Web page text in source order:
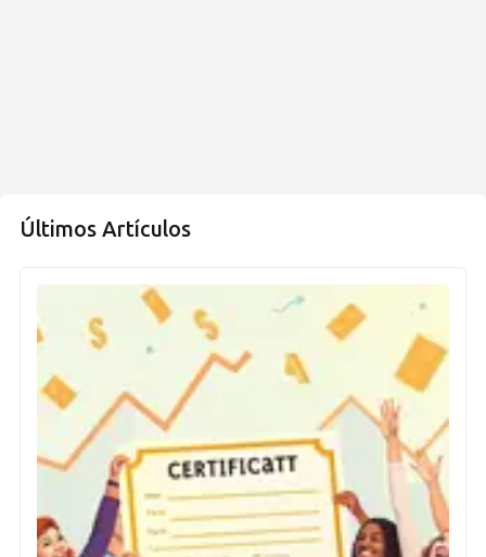
Últimos Artículos